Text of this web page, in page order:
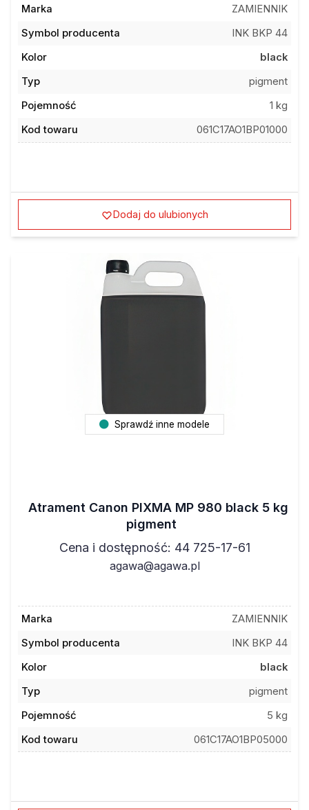
Marka
ZAMIENNIK
Symbol producenta
INK BKP 44
Kolor
black
Typ
pigment
Pojemność
1 kg
Kod towaru
061C17AO1BP01000
Dodaj do ulubionych
Sprawdź inne modele
Atrament Canon PIXMA MP 980 black 5 kg
pigment
Cena i dostępność: 44 725-17-61
agawa@agawa.pl
Marka
ZAMIENNIK
Symbol producenta
INK BKP 44
Kolor
black
Typ
pigment
Pojemność
5 kg
Kod towaru
061C17AO1BP05000